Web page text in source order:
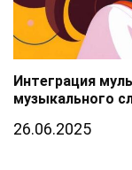
Интеграция
музыкального
26.06.2025